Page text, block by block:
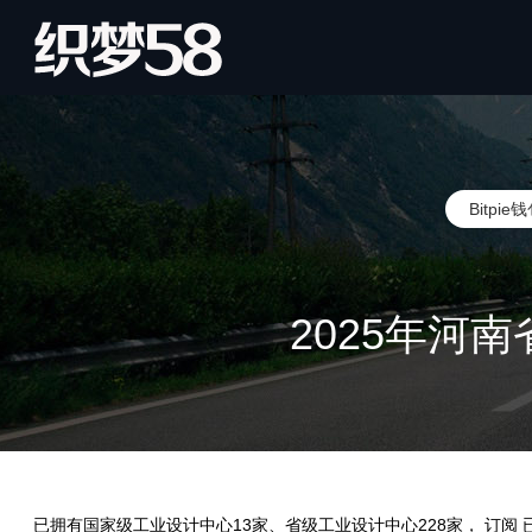
Bitpie钱
2025年河南
已拥有国家级工业设计中心13家、省级工业设计中心228家， 订